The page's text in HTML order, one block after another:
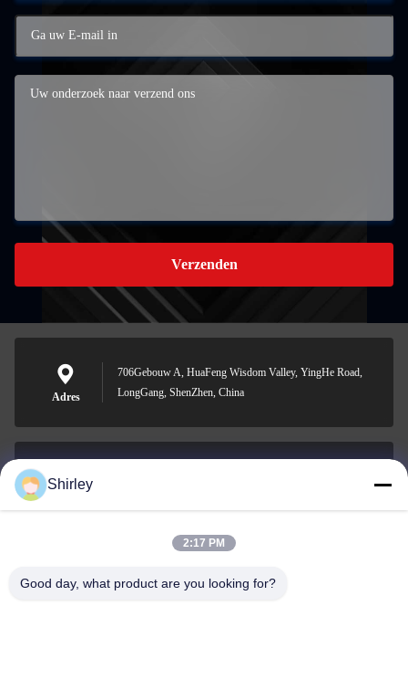
Verzenden
Adres
706Gebouw A, HuaFeng Wisdom Valley, YingHe Road,
LongGang, ShenZhen, China
0086-18148506772
Shirley
2:17 PM
Good day, what product are you looking for?